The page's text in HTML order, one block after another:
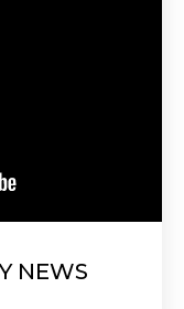
NEWS